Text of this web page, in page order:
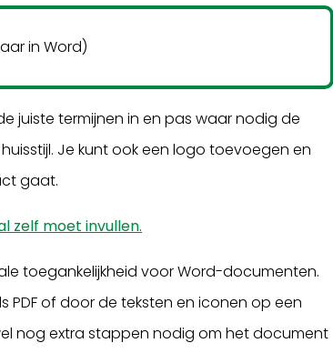
in Word)
juiste termijnen in en pas waar nodig de
Je kunt ook een logo toevoegen en
gaat.
zelf moet invullen.
toegankelijkheid voor Word-documenten.
PDF of door de teksten en iconen op een
nog extra stappen nodig om het document